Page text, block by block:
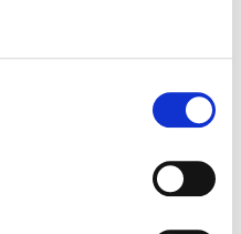
mot de bilder som visas
klicka här